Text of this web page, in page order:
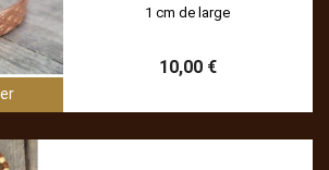
1 cm de large
10,00 €